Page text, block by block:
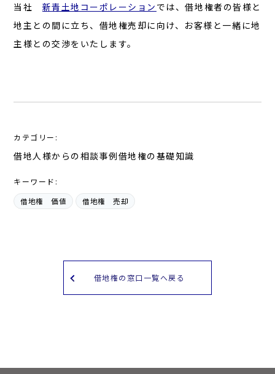
当社 新青土地コーポレーション では、借地権者の皆様と
地主との間に立ち、借地権売却に向け、お客様と一緒に地
主様との交渉をいたします。
カテゴリー:
借地人様からの相談事例借地権の基礎知識
キーワード:
借地権 価値 借地権 売却
借地権の窓口一覧へ戻る